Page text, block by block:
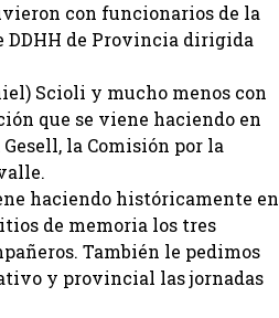
con funcionarios de la
DDHH de Provincia dirigida
Scioli y mucho menos con
que se viene haciendo en
la Comisión por la
haciendo históricamente en
de memoria los tres
También le pedimos
y provincial las jornadas